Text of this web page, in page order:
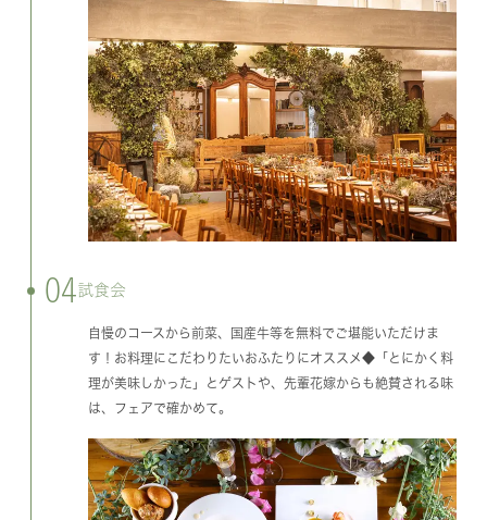
04試食会
自慢のコースから前菜、国産牛等を無料でご堪能いただけま
す！お料理にこだわりたいおふたりにオススメ◆「とにかく料
理が美味しかった」とゲストや、先輩花嫁からも絶賛される味
は、フェアで確かめて。